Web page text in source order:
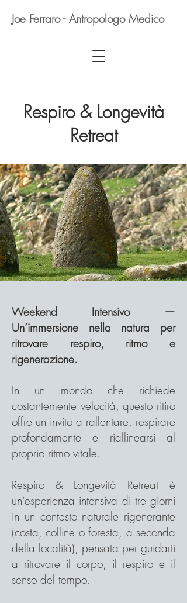
Joe Ferraro - Antropologo Medico
Respiro & Longevità
Retreat
Weekend Intensivo —
Un’immersione nella natura per
ritrovare respiro, ritmo e
rigenerazione.
In un mondo che richiede
costantemente velocità, questo ritiro
offre un invito a rallentare, respirare
profondamente e riallinearsi al
proprio ritmo vitale.
Respiro & Longevità Retreat è
un’esperienza intensiva di tre giorni
in un contesto naturale rigenerante
(costa, colline o foresta, a seconda
della località), pensata per guidarti
a ritrovare il corpo, il respiro e il
senso del tempo.